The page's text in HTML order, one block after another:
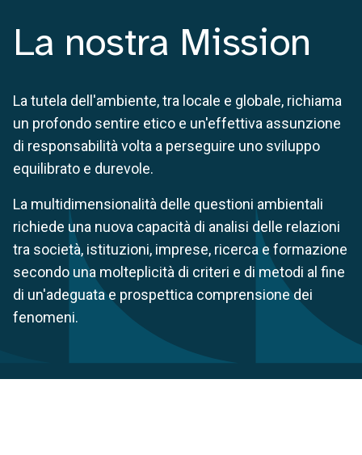
La nostra Mission
La tutela dell'ambiente, tra locale e globale, richiama
un profondo sentire etico e un'effettiva assunzione
di responsabilità volta a perseguire uno sviluppo
equilibrato e durevole.
La multidimensionalità delle questioni ambientali
richiede una nuova capacità di analisi delle relazioni
tra società, istituzioni, imprese, ricerca e formazione
secondo una molteplicità di criteri e di metodi al fine
di un'adeguata e prospettica comprensione dei
fenomeni.